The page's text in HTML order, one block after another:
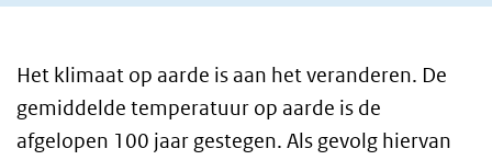
Het klimaat op aarde is aan het veranderen. De
gemiddelde temperatuur op aarde is de
afgelopen 100 jaar gestegen. Als gevolg hiervan